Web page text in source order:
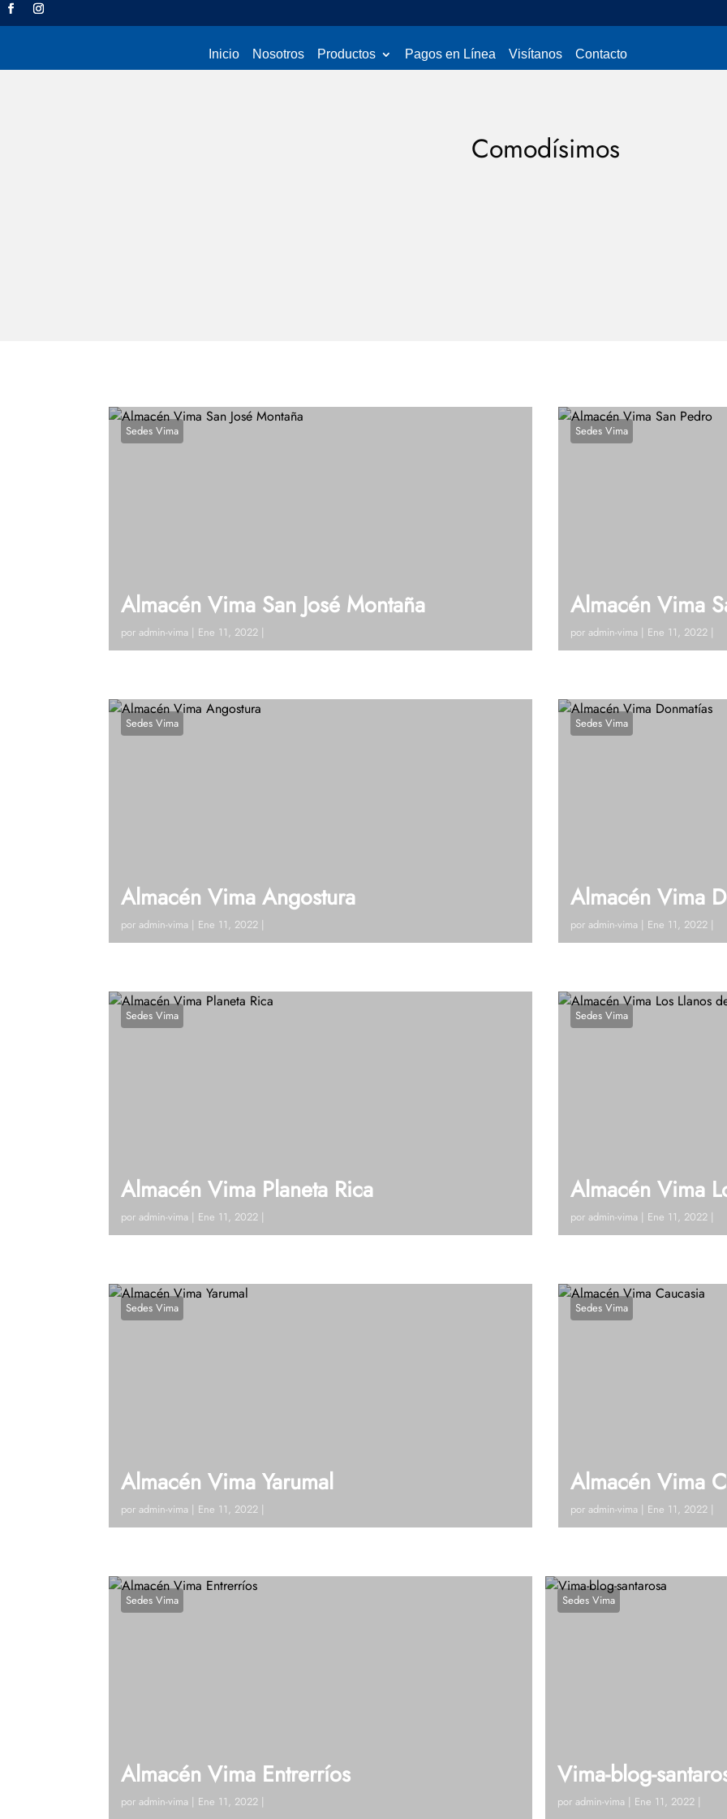
Inicio Nosotros Productos Pagos en Línea Visítanos Contacto
Comodísimos
Sedes Vima
Almacén Vima San José Montaña
poradmin-vima | Ene 11, 2022 |
42 19 Ext 122Ver en google maps¿Tienes dudas?, Hablemos
Sedes Vima
Almacén Vima
poradmin-vima | Ene 11, 2022 |
448 42 19 Ext 108 –
Hablemos
Sedes Vima
Almacén Vima Angostura
poradmin-vima | Ene 11, 2022 |
250 75 34 Ver en google maps ¿Tienes dudas?, Hablemos
Sedes Vima
Almacén Vima
poradmin-vima | Ene 11, 2022 |
Ext 134Ver en google
Sedes Vima
Almacén Vima Planeta Rica
poradmin-vima | Ene 11, 2022 |
19 Ext 128Ver en google maps¿Tienes dudas?, Hablemos
Sedes Vima
Almacén Vima
poradmin-vima | Ene 11, 2022 |
19 Ext 122Ver en google
Sedes Vima
Almacén Vima Yarumal
poradmin-vima | Ene 11, 2022 |
123Ver en google maps¿Tienes dudas?, Hablemos
Sedes Vima
Almacén Vima
poradmin-vima | Ene 11, 2022 |
125Ver en google
Sedes Vima
Almacén Vima Entrerríos
poradmin-vima | Ene 11, 2022 |
Sedes Vima
Vima-blog-
por admin-vima | Ene 11, 2022 |